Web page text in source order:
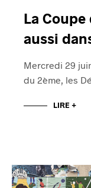
La
aussi
Mercredi 29
du 2ème, les
LIRE +